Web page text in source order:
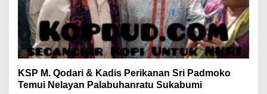
KSP M. Qodari & Kadis Perikanan Sri Padmoko
Temui Nelayan Palabuhanratu Sukabumi